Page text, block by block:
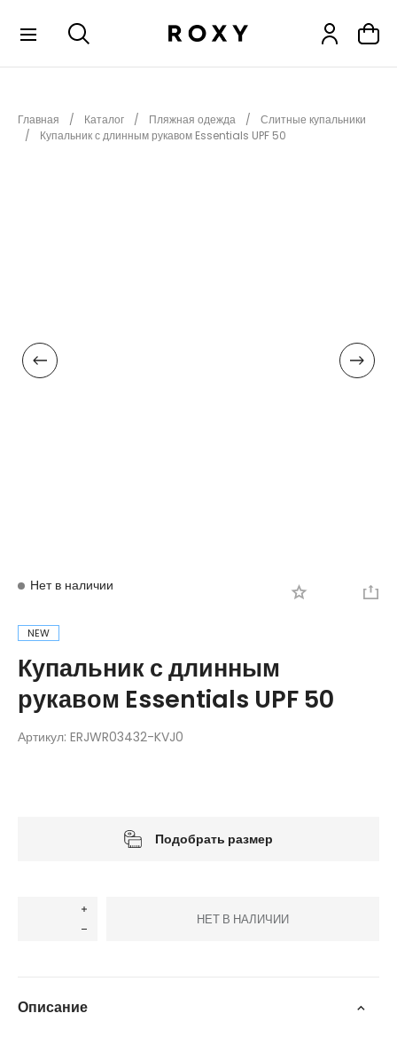
НОВИНКИ
АКСЕССУАРЫ
Главная Каталог Пляжная одежда
Слитные купальники
Купальник с длинным рукавом Essentials UPF 50
Нет в наличии
NEW
Купальник с длинным
рукавом Essentials UPF 50
Артикул: ERJWR03432-KVJ0
Подобрать размер
НЕТ В НАЛИЧИИ
Описание